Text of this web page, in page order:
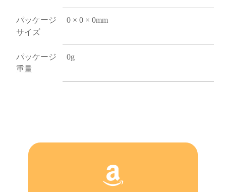
パッケージ
サイズ
0 × 0 × 0mm
パッケージ
重量
0g